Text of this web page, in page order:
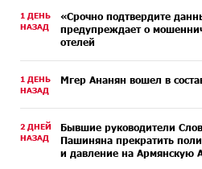
1 ДЕНЬ
НАЗАД
«Срочно подтвердите
предупреждает о
отелей
1 ДЕНЬ
НАЗАД
Мгер Ананян вошел в
2 ДНЕЙ
НАЗАД
Бывшие руководители
Пашиняна прекратить
и давление на Армянскую